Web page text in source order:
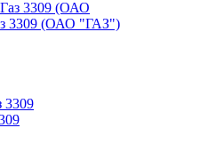
3309 (ОАО "ГАЗ")